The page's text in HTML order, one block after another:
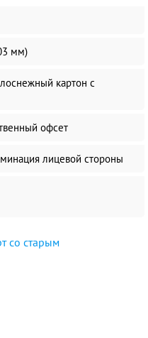
мм)
картон с
офсет
лицевой стороны
со старым